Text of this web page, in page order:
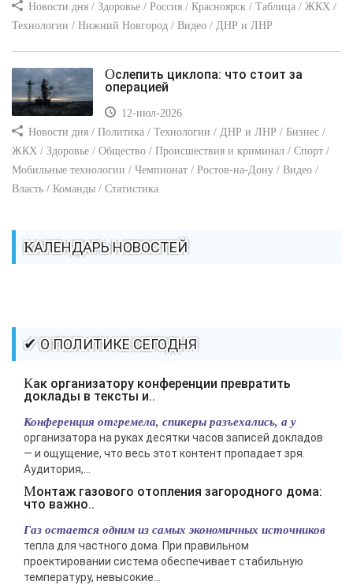
Новости дня / Здоровье / Россия / Красноярск / Таблица / ЖКХ /
Технологии / Нижний Новгород / Видео / ДНР и ЛНР
Ослепить циклопа: что стоит за
операцией
12-июл-2026
Новости дня / Политика / Технологии / ДНР и ЛНР / Бизнес /
ЖКХ / Здоровье / Общество / Происшествия и криминал / Спорт /
Мобильные технологии / Чемпионат / Ростов-на-Дону / Видео /
Власть / Команды / Статистика
КАЛЕНДАРЬ НОВОСТЕЙ
✔ О ПОЛИТИКЕ СЕГОДНЯ
Как организатору конференции превратить
доклады в тексты и..
Конференция отгремела, спикеры разъехались, а у
организатора на руках десятки часов записей докладов
— и ощущение, что весь этот контент пропадает зря.
Аудитория,...
Монтаж газового отопления загородного дома:
что важно..
Газ остается одним из самых экономичных источников
тепла для частного дома. При правильном
проектировании система обеспечивает стабильную
температуру, невысокие...